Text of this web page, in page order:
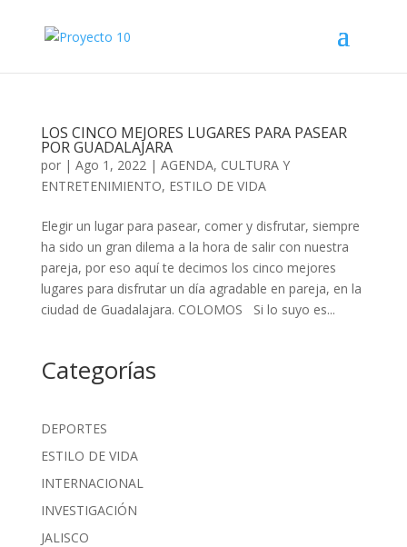
LOS CINCO MEJORES LUGARES PARA PASEAR
POR GUADALAJARA
por | Ago 1, 2022| AGENDA, CULTURA Y
ENTRETENIMIENTO, ESTILO DE VIDA
Elegir un lugar para pasear, comer y disfrutar, siempre
ha sido un gran dilema a la hora de salir con nuestra
pareja, por eso aquí te decimos los cinco mejores
lugares para disfrutar un día agradable en pareja, en la
ciudad de Guadalajara. COLOMOS Si lo suyo es...
Categorías
DEPORTES
ESTILO DE VIDA
INTERNACIONAL
INVESTIGACIÓN
JALISCO